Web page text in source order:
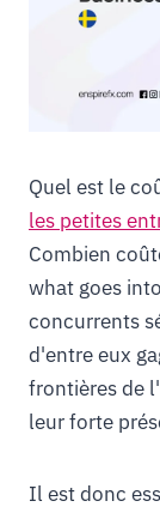
Quel est le
les petites
Combien
what goes
concurrents
d'entre eux
frontières de
leur forte
Il est donc